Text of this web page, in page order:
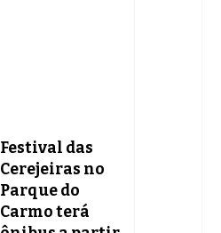
Festival das
Cerejeiras no
Parque do
Carmo terá